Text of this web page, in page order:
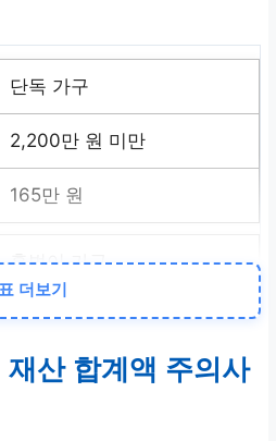
단독 가구
2,200만 원 미만
165만 원
홑벌이 가구
3,200만 원 미만
285만 원
표 더보기
산 합계액 주의사